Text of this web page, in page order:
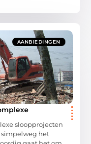
AANBIEDINGEN
sloopprojecten
het